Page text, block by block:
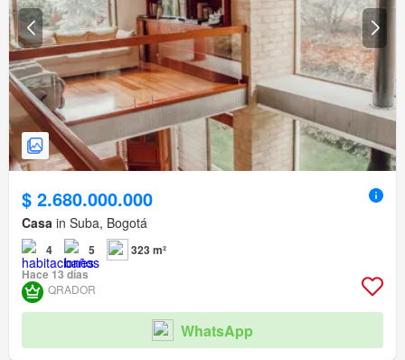
$ 2.680.000.000
Casa in Suba, Bogotá
4 5
323 m²
Hace 13 días
QRADOR
WhatsApp